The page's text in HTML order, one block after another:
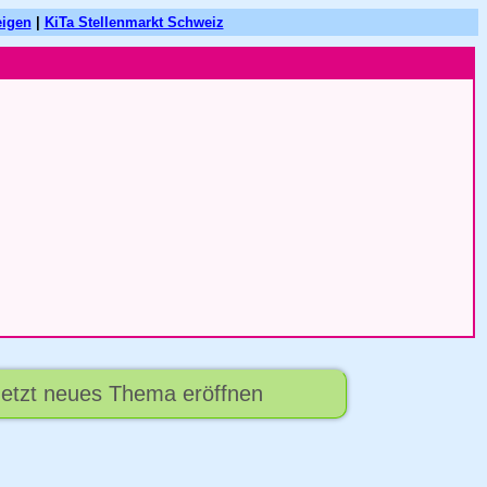
| KiTa Stellenmarkt Schweiz
neues Thema eröffnen